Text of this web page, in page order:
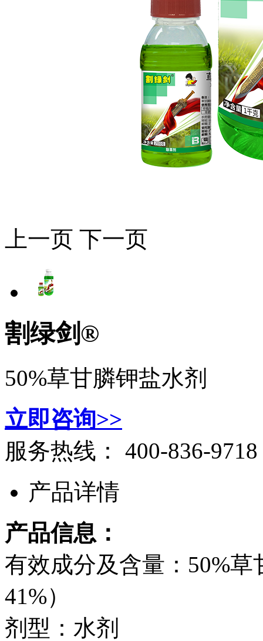
上一页 下一页
割绿剑®
50%草甘膦钾盐水剂
立即咨询>>
服务热线： 400-836-9718
产品详情
产品信息：
有效成分及含量：50%
41%）
剂型：水剂